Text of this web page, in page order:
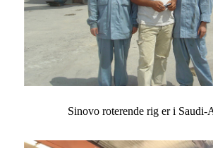
Sinovo roterende rig er i Saudi-